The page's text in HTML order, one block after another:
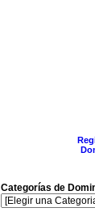
Categorías de